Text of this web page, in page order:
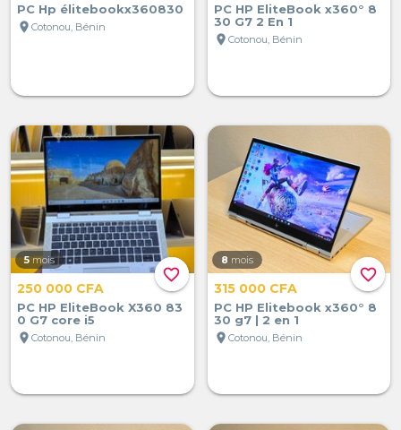
PC Hp élitebookx360830
location_on Cotonou, Bénin
PC HP EliteBook x360° 8
30 G7 2 En 1
location_on Cotonou, Bénin
favorite_border
5 mois
250 000 CFA
PC HP EliteBook X360 83
0 G7 core i5
location_on Cotonou, Bénin
favorite_border
8 mois
315 000 CFA
PC HP Elitebook x360° 8
30 g7 | 2 en 1
location_on Cotonou, Bénin